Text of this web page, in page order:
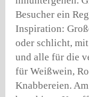
Besucher ein
Inspiration:
oder schlicht,
und alle für die
für Weißwein,
Knabbereien.